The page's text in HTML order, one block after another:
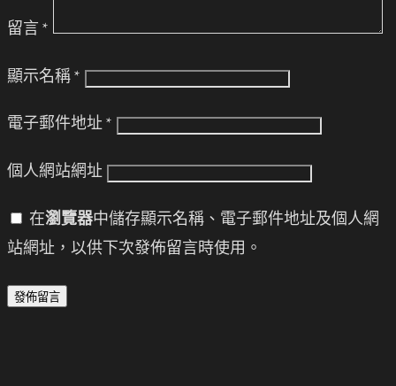
留言 *
顯示名稱 *
電子郵件地址 *
個人網站網址
在瀏覽器中儲存顯示名稱、電子郵件地址及個人網
站網址，以供下次發佈留言時使用。